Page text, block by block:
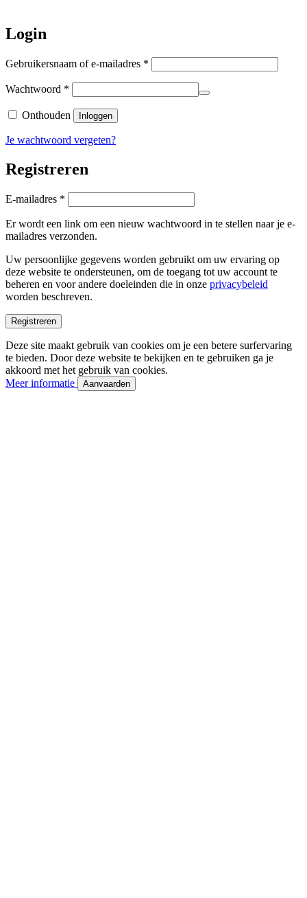
Login
Gebruikersnaam of e-mailadres *
Wachtwoord *
Onthouden Inloggen
Je wachtwoord vergeten?
Registreren
E-mailadres *
Er wordt een link om een nieuw wachtwoord in te stellen naar je e-
mailadres verzonden.
Uw persoonlijke gegevens worden gebruikt om uw ervaring op
deze website te ondersteunen, om de toegang tot uw account te
beheren en voor andere doeleinden die in onze privacybeleid
worden beschreven.
Registreren
Deze site maakt gebruik van cookies om je een betere surfervaring
te bieden. Door deze website te bekijken en te gebruiken ga je
akkoord met het gebruik van cookies.
Meer informatie
Aanvaarden